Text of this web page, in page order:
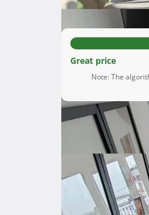
Great price
Note: The
Description
U mirnoj slijepoj ulici na 2. katu stambene zgrade s ukupno 7 stanova, prodaje se potpuno namješten
dvosobni stan
Stan se sastoji
boravka,